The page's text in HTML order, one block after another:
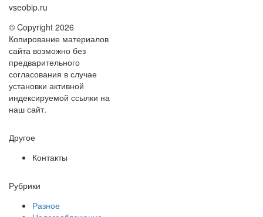
vseobip.ru
© Copyright 2026
Копирование материалов
сайта возможно без
предварительного
согласования в случае
установки активной
индексируемой ссылки на
наш сайт.
Другое
Контакты
Рубрики
Разное